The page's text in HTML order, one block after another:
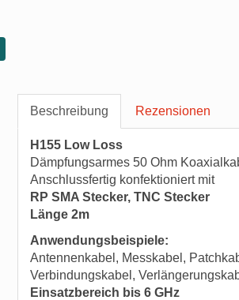
Beschreibung Rezensionen
H155 Low Loss
Dämpfungsarmes 50 Ohm
Anschlussfertig konfektioniert mit
RP SMA Stecker, TNC Stecker
Länge 2m
Anwendungsbeispiele:
Antennenkabel, Messkabel,
Verbindungskabel,
Einsatzbereich bis 6 GHz